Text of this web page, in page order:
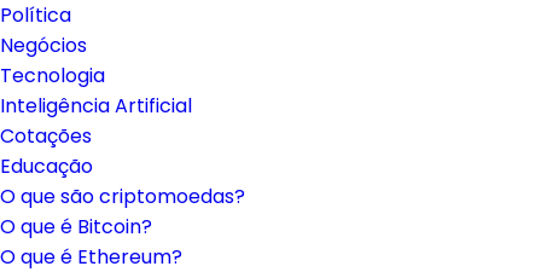
Política
Negócios
Tecnologia
Inteligência Artificial
Cotações
Educação
O que são criptomoedas?
O que é Bitcoin?
O que é Ethereum?